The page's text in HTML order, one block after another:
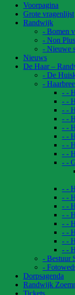
Voorpagina
Grote vragenlijst
Randwijk
- Bomen
- Non
- Nieuwe
Nieuws
De Haar –
- De
-
- -
- -
- -
- -
- -
- -
- -
- -
- -
- -
- -
- -
- -
- -
- -
- -
- -
- Bestuur
-
Dorpsagenda
Randwijk
Tickets